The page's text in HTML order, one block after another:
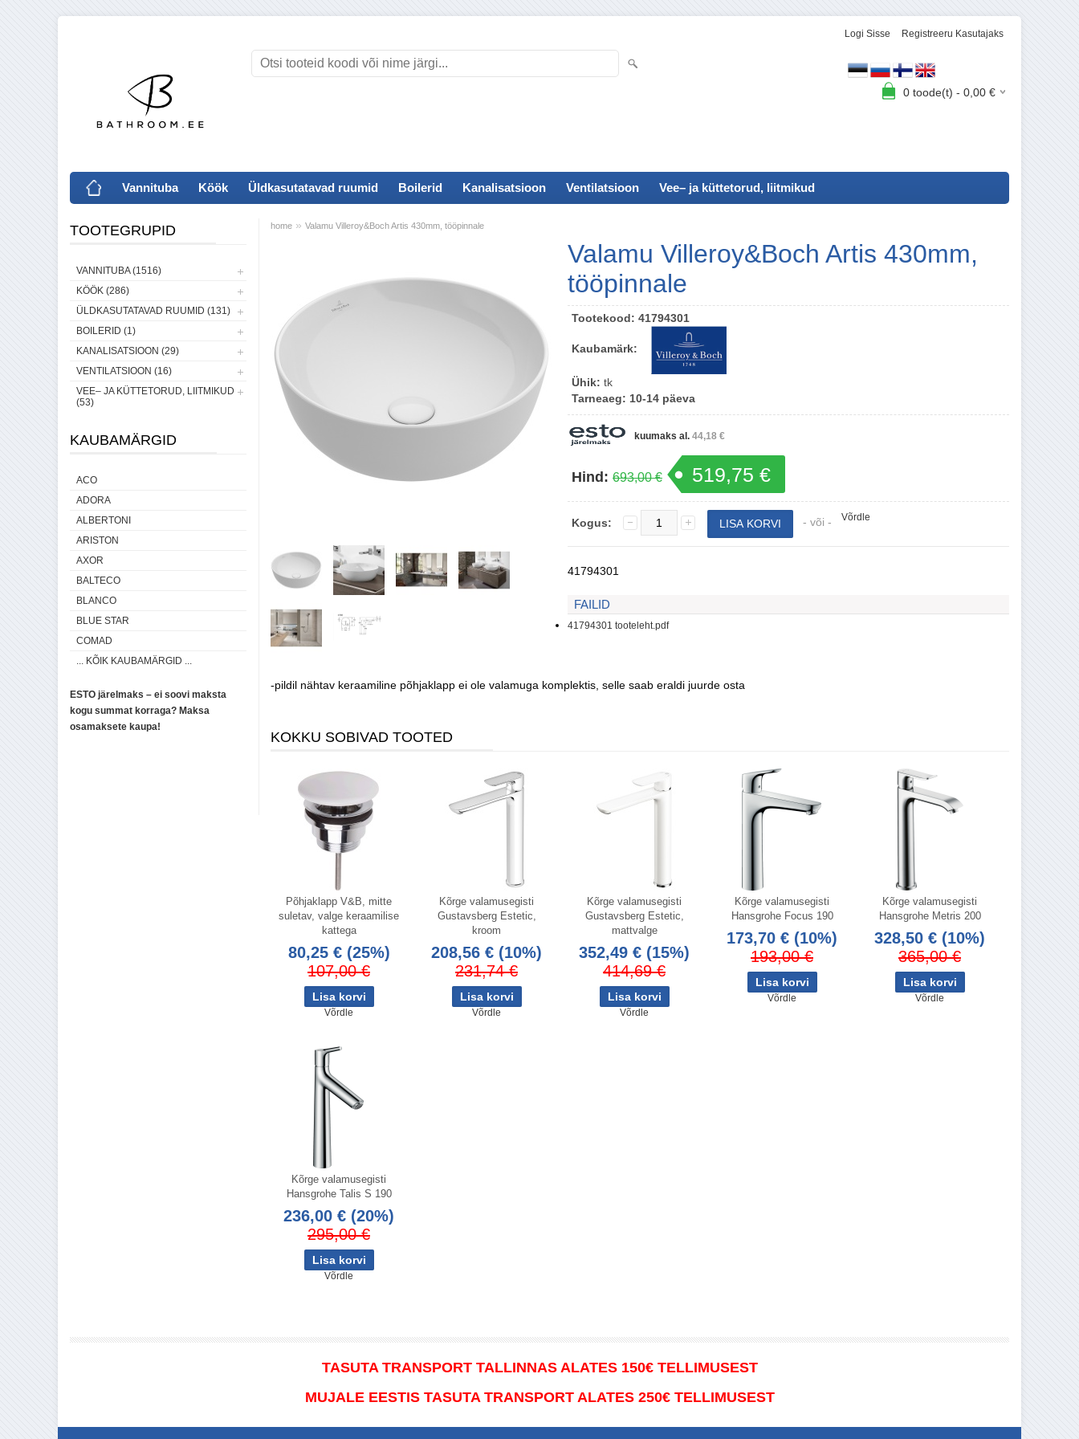
Logi Sisse Registreeru Kasutajaks
0 toode(t) - 0,00 €
Vannituba Köök Üldkasutatavad ruumid Boilerid Kanalisatsioon Ventilatsioon Vee– ja küttetorud, liitmikud
TOOTEGRUPID
VANNITUBA (1516)
KÖÖK (286)
ÜLDKASUTATAVAD RUUMID (131)
BOILERID (1)
KANALISATSIOON (29)
VENTILATSIOON (16)
VEE– JA KÜTTETORUD, LIITMIKUD
(53)
KAUBAMÄRGID
ACO
ADORA
ALBERTONI
ARISTON
AXOR
BALTECO
BLANCO
BLUE STAR
COMAD
... KÕIK KAUBAMÄRGID ...
ESTO järelmaks – ei soovi maksta
kogu summat korraga? Maksa
osamaksete kaupa!
home » Valamu Villeroy&Boch Artis 430mm, tööpinnale
Valamu Villeroy&Boch Artis 430mm,
tööpinnale
Tootekood: 41794301
Kaubamärk:
Ühik: tk
Tarneaeg: 10-14 päeva
kuumaks al. 44,18 €
Hind: 693,00 € 519,75 €
Kogus: - või - Võrdle
41794301
FAILID
41794301 tooteleht.pdf
-pildil nähtav keraamiline põhjaklapp ei ole valamuga komplektis, selle saab eraldi juurde osta
KOKKU SOBIVAD TOOTED
Põhjaklapp V&B, mitte
suletav, valge keraamilise
kattega
80,25 € (25%)
107,00 €
Võrdle
Kõrge valamusegisti
Gustavsberg Estetic,
kroom
208,56 € (10%)
231,74 €
Võrdle
Kõrge valamusegisti
Gustavsberg Estetic,
mattvalge
352,49 € (15%)
414,69 €
Võrdle
Kõrge valamusegisti
Hansgrohe Focus 190
173,70 € (10%)
193,00 €
Võrdle
Kõrge valamusegisti
Hansgrohe Metris 200
328,50 € (10%)
365,00 €
Võrdle
Kõrge valamusegisti
Hansgrohe Talis S 190
236,00 € (20%)
295,00 €
Võrdle
TASUTA TRANSPORT TALLINNAS ALATES 150€ TELLIMUSEST
MUJALE EESTIS TASUTA TRANSPORT ALATES 250€ TELLIMUSEST